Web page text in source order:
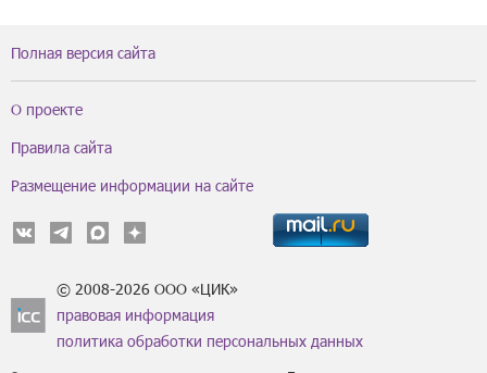
Полная версия сайта
О проекте
Правила сайта
Размещение информации на сайте
© 2008-2026 ООО «ЦИК»
правовая информация
политика обработки персональных данных